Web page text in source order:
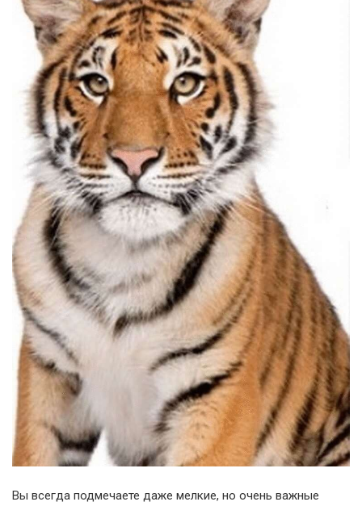
Вы всегда подмечаете даже мелкие, но очень важные